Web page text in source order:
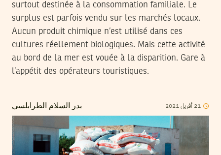
surtout destinée à la consommation familiale. Le
surplus est parfois vendu sur les marchés locaux.
Aucun produit chimique n’est utilisé dans ces
cultures réellement biologiques. Mais cette activité
au bord de la mer est vouée à la disparition. Gare à
l’appétit des opérateurs touristiques.
بدر السلام الطرابلسي 21 أفريل2021